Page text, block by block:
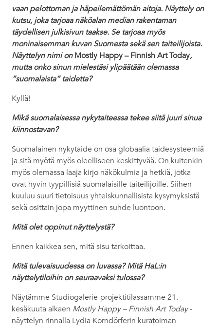
vaan pelottoman ja häpeilemättömän aitoja. Näyttely on
kutsu, joka tarjoaa näköalan median rakentaman
täydellisen julkisivun taakse. Se tarjoaa myös
moninaisemman kuvan Suomesta sekä sen taiteilijoista.
Näyttelyn nimi on Mostly Happy – Finnish Art Today,
mutta onko sinun mielestäsi ylipäätään olemassa
”suomalaista” taidetta?
Kyllä!
Mikä suomalaisessa nykytaiteessa tekee siitä juuri sinua
kiinnostavan?
Suomalainen nykytaide on osa globaalia taidesysteemiä
ja sitä myötä myös oleelliseen keskittyvää. On kuitenkin
myös olemassa laaja kirjo näkökulmia ja hetkiä, jotka
ovat hyvin tyypillisiä suomalaisille taiteilijoille. Siihen
kuuluu suuri tietoisuus yhteiskunnallisista kysymyksistä
sekä osittain jopa myyttinen suhde luontoon.
Mitä olet oppinut näyttelystä?
Ennen kaikkea sen, mitä sisu tarkoittaa.
Mitä tulevaisuudessa on luvassa? Mitä HaL:in
näyttelytiloihin on seuraavaksi tulossa?
Näytämme Studiogalerie-projektitilassamme 21.
kesäkuuta alkaen Mostly Happy – Finnish Art Today-
näyttelyn rinnalla Lydia Korndörferin kuratoiman